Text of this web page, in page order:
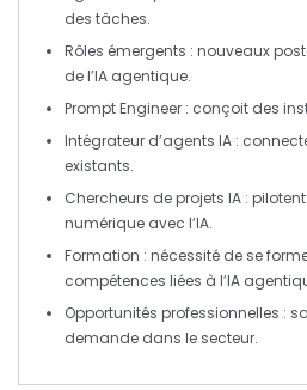
des tâches.
Rôles émergents : nouveaux
de l’IA agentique.
Prompt Engineer : conçoit des
Intégrateur d’agents IA :
existants.
Chercheurs de projets IA :
numérique avec l’IA.
Formation : nécessité de se
compétences liées à l’IA
Opportunités professionnelles :
demande dans le secteur.